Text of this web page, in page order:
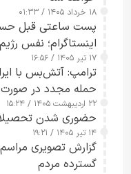
۱۸ خرداد ۱۴۰۵ / ۰۱:۳۳
پست ساعتی قبل
اینستاگرام؛ نفس
۱۷ تیر ۱۴۰۵ / ۱۶:۵۶
ترامپ: آتش‌بس با
حمله مجدد در
۲۲ اردیبهشت ۱۴۰۵ / ۱۵:۲۴
حضوری شدن
۱۴ تیر ۱۴۰۵ / ۱۹:۲۱
گزارش تصویری
گسترده مردم